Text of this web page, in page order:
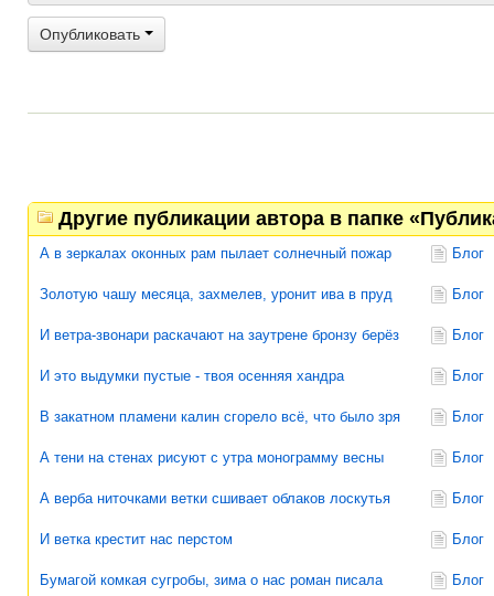
Опубликовать
Другие публикации автора в папке
А в зеркалах оконных рам пылает солнечный пожар Блог
Золотую чашу месяца, захмелев, уронит ива в пруд Блог
И ветра-звонари раскачают на заутрене бронзу берёз Блог
И это выдумки пустые - твоя осенняя хандра Блог
В закатном пламени калин сгорело всё, что было зря Блог
А тени на стенах рисуют с утра монограмму весны Блог
А верба ниточками ветки сшивает облаков лоскутья Блог
И ветка крестит нас перстом Блог
Бумагой комкая сугробы, зима о нас роман писала Блог